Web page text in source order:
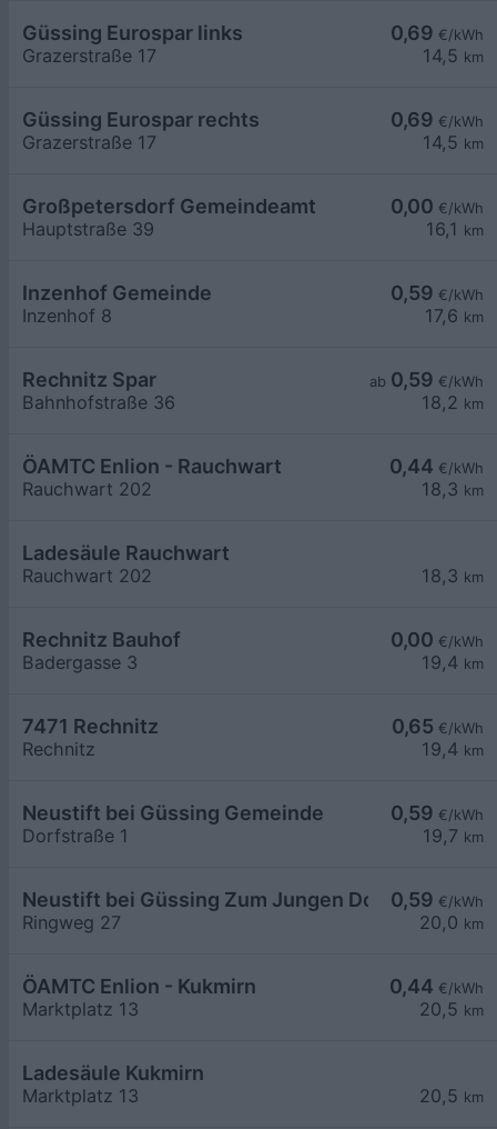
0,69 €/kWh
14,5 km
Güssing Eurospar links
Grazerstraße 17
0,69 €/kWh
14,5 km
Güssing Eurospar rechts
Grazerstraße 17
0,00 €/kWh
16,1 km
Großpetersdorf Gemeindeamt
Hauptstraße 39
0,59 €/kWh
17,6 km
Inzenhof Gemeinde
Inzenhof 8
ab 0,59 €/kWh
18,2 km
Rechnitz Spar
Bahnhofstraße 36
0,44 €/kWh
18,3 km
ÖAMTC Enlion - Rauchwart
Rauchwart 202
18,3 km
Ladesäule Rauchwart
Rauchwart 202
0,00 €/kWh
19,4 km
Rechnitz Bauhof
Badergasse 3
0,65 €/kWh
19,4 km
7471 Rechnitz
Rechnitz
0,59 €/kWh
19,7 km
Neustift bei Güssing Gemeinde
Dorfstraße 1
0,59 €/kWh
20,0 km
Neustift bei Güssing Zum Jungen Dorfwirt
Ringweg 27
0,44 €/kWh
20,5 km
ÖAMTC Enlion - Kukmirn
Marktplatz 13
20,5 km
Ladesäule Kukmirn
Marktplatz 13